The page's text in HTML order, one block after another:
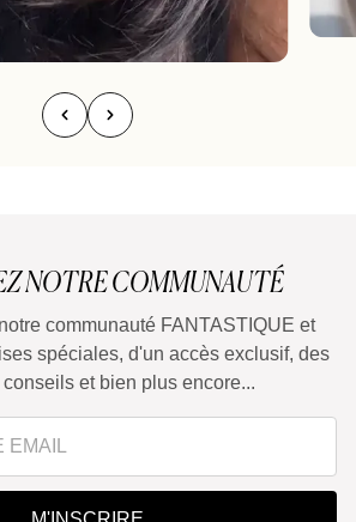
NOTRE COMMUNAUTÉ
communauté FANTASTIQUE et
spéciales, d'un accès exclusif, des
et bien plus encore...